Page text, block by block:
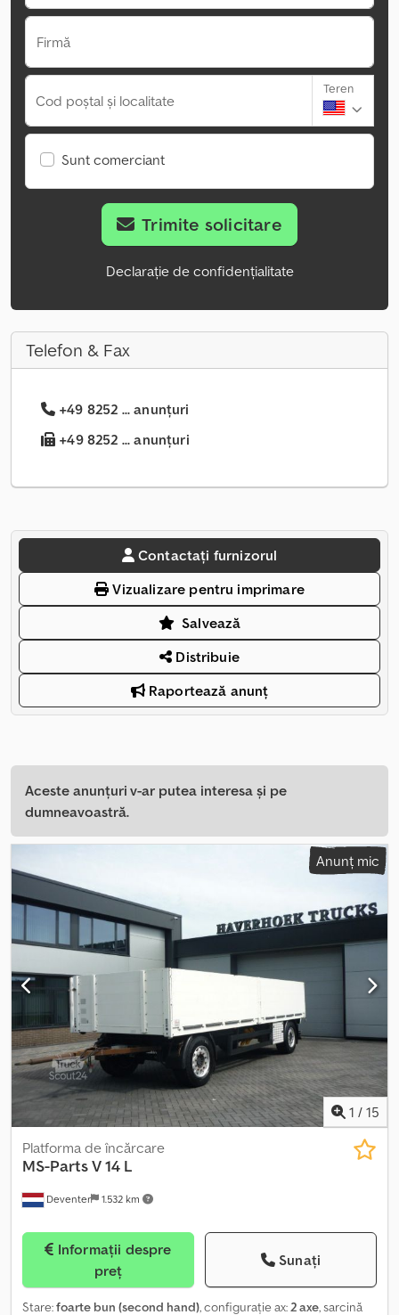
Firmă
Cod poștal și localitate
Teren
Sunt comerciant
Trimite solicitare
Declarație de confidențialitate
Telefon & Fax
+49 8252 ... anunțuri
+49 8252 ... anunțuri
Contactați furnizorul
Vizualizare pentru imprimare
Salvează
Distribuie
Raportează anunț
Aceste anunțuri v-ar putea interesa și pe
dumneavoastră.
Anunț mic
1 / 15
Deventer 1.532 km
Platforma de încărcare
MS-PartsV 14 L
preț
Sunați
Stare:foarte bun (second hand), configurație ax:2 axe, sarcină